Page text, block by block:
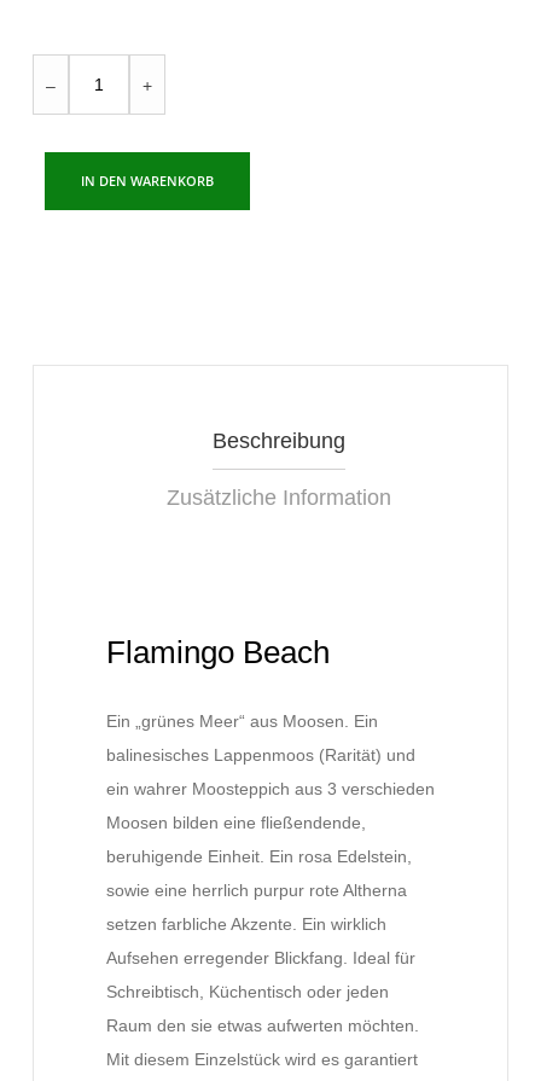
– +
IN DEN WARENKORB
Beschreibung
Zusätzliche Information
Flamingo Beach
Ein „grünes Meer“ aus Moosen. Ein
balinesisches Lappenmoos (Rarität) und
ein wahrer Moosteppich aus 3 verschieden
Moosen bilden eine fließendende,
beruhigende Einheit. Ein rosa Edelstein,
sowie eine herrlich purpur rote Altherna
setzen farbliche Akzente. Ein wirklich
Aufsehen erregender Blickfang. Ideal für
Schreibtisch, Küchentisch oder jeden
Raum den sie etwas aufwerten möchten.
Mit diesem Einzelstück wird es garantiert